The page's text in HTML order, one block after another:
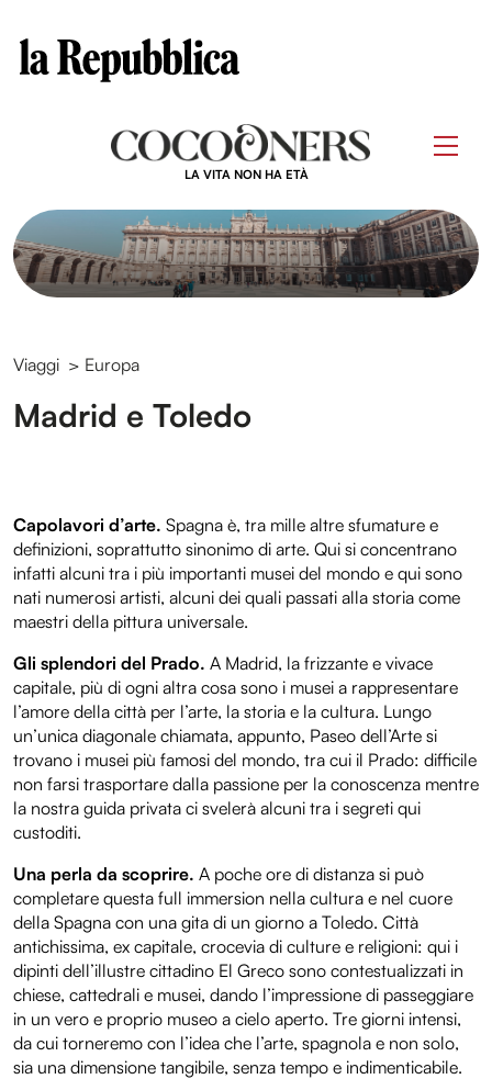
LA VITA NON HA ETÀ
Viaggi > Europa
Madrid e Toledo
Capolavori d’arte. Spagna è, tra mille altre sfumature e
definizioni, soprattutto sinonimo di arte. Qui si concentrano
infatti alcuni tra i più importanti musei del mondo e qui sono
nati numerosi artisti, alcuni dei quali passati alla storia come
maestri della pittura universale.
Gli splendori del Prado. A Madrid, la frizzante e vivace
capitale, più di ogni altra cosa sono i musei a rappresentare
l’amore della città per l’arte, la storia e la cultura. Lungo
un’unica diagonale chiamata, appunto, Paseo dell’Arte si
trovano i musei più famosi del mondo, tra cui il Prado: difficile
non farsi trasportare dalla passione per la conoscenza mentre
la nostra guida privata ci svelerà alcuni tra i segreti qui
custoditi.
Una perla da scoprire. A poche ore di distanza si può
completare questa full immersion nella cultura e nel cuore
della Spagna con una gita di un giorno a Toledo. Città
antichissima, ex capitale, crocevia di culture e religioni: qui i
dipinti dell’illustre cittadino El Greco sono contestualizzati in
chiese, cattedrali e musei, dando l’impressione di passeggiare
in un vero e proprio museo a cielo aperto. Tre giorni intensi,
da cui torneremo con l’idea che l’arte, spagnola e non solo,
sia una dimensione tangibile, senza tempo e indimenticabile.